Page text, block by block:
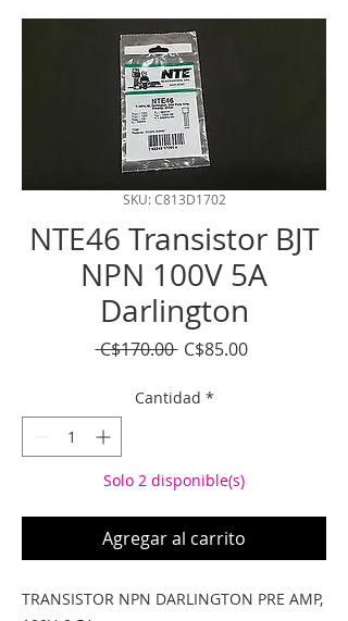
SKU: C813D1702
NTE46 Transistor BJT
NPN 100V 5A
Darlington
C$170.00 Precio
C$85.00Precio
Cantidad *
Solo 2 disponible(s)
Agregar al carrito
TRANSISTOR NPN DARLINGTON PRE AMP,